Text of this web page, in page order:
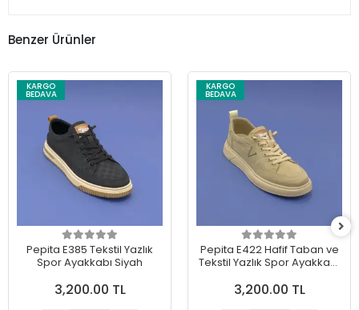
Benzer Ürünler
KARGO
BEDAVA
Pepita E385 Tekstil Yazlık
Spor Ayakkabı Siyah
3,200.00 TL
KARGO
BEDAVA
Pepita E422 Hafif Taban ve
Tekstil Yazlık Spor Ayakkabı
3,200.00 TL